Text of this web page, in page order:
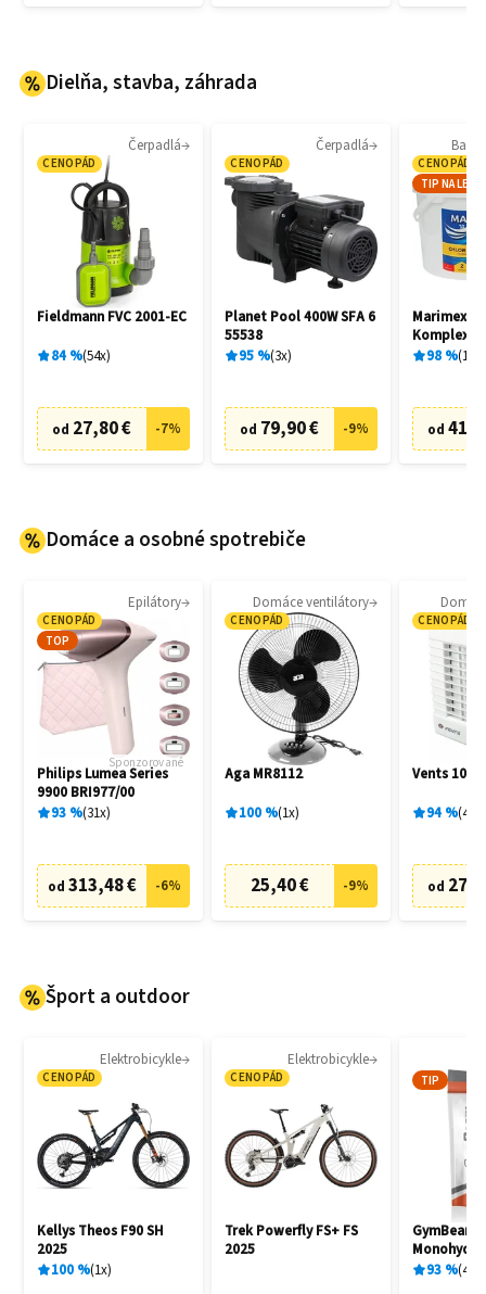
Dielňa, stavba, záhrada
Čerpadlá
CENOPÁD
Fieldmann FVC 2001-EC
84% 54x
od 27,80 € -7%
Čerpadlá
CENOPÁD
Planet Pool 400W SFA 6
55538
95% 3x
od 79,90 € -9%
CENOPÁD
TIP NA LETO
Marimex
Komplex
98% 18
od
Domáce a osobné spotrebiče
Epilátory
CENOPÁD
TOP
Sponzorované
Philips Lumea Series
9900 BRI977/00
93% 31x
od 313,48 € -6%
Domáce ventilátory
CENOPÁD
Aga MR8112
100% 1x
25,40 € -9%
CENOPÁD
Vents 100
94% 4
od
Šport a outdoor
Elektrobicykle
CENOPÁD
Kellys Theos F90 SH
2025
100% 1x
Elektrobicykle
CENOPÁD
Trek Powerfly FS+ FS
2025
TIP
GymBeam
93% 404